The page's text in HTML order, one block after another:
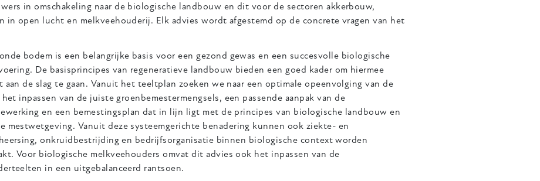
in omschakeling naar de biologische landbouw en dit voor de sectoren akkerbouw,
in open lucht en melkveehouderij. Elk advies wordt afgestemd op de concrete vragen van het
bodem is een belangrijke basis voor een gezond gewas en een succesvolle biologische
De basisprincipes van regeneratieve landbouw bieden een goed kader om hiermee
aan de slag te gaan. Vanuit het teeltplan zoeken we naar een optimale opeenvolging van de
inpassen van de juiste groenbemestermengsels, een passende aanpak van de
en een bemestingsplan dat in lijn ligt met de principes van biologische landbouw en
mestwetgeving. Vanuit deze systeemgerichte benadering kunnen ook ziekte- en
onkruidbestrijding en bedrijfsorganisatie binnen biologische context worden
Voor biologische melkveehouders omvat dit advies ook het inpassen van de
in een uitgebalanceerd rantsoen.